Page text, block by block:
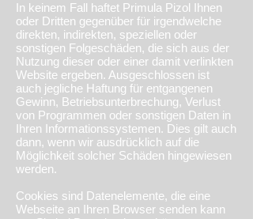
In keinem Fall haftet Primula Pizol Ihnen
oder Dritten gegenüber für irgendwelche
direkten, indirekten, speziellen oder
sonstigen Folgeschäden, die sich aus der
Nutzung dieser oder einer damit verlinkten
Website ergeben. Ausgeschlossen ist
auch jegliche Haftung für entgangenen
Gewinn, Betriebsunterbrechung, Verlust
von Programmen oder sonstigen Daten in
Ihren Informationssystemen. Dies gilt auch
dann, wenn wir ausdrücklich auf die
Möglichkeit solcher Schäden hingewiesen
werden.
Cookies sind Datenelemente, die eine
Webseite an Ihren Browser senden kann